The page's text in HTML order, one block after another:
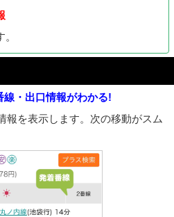
線・出口情報がわかる!
報を表示します。次の移動がスム